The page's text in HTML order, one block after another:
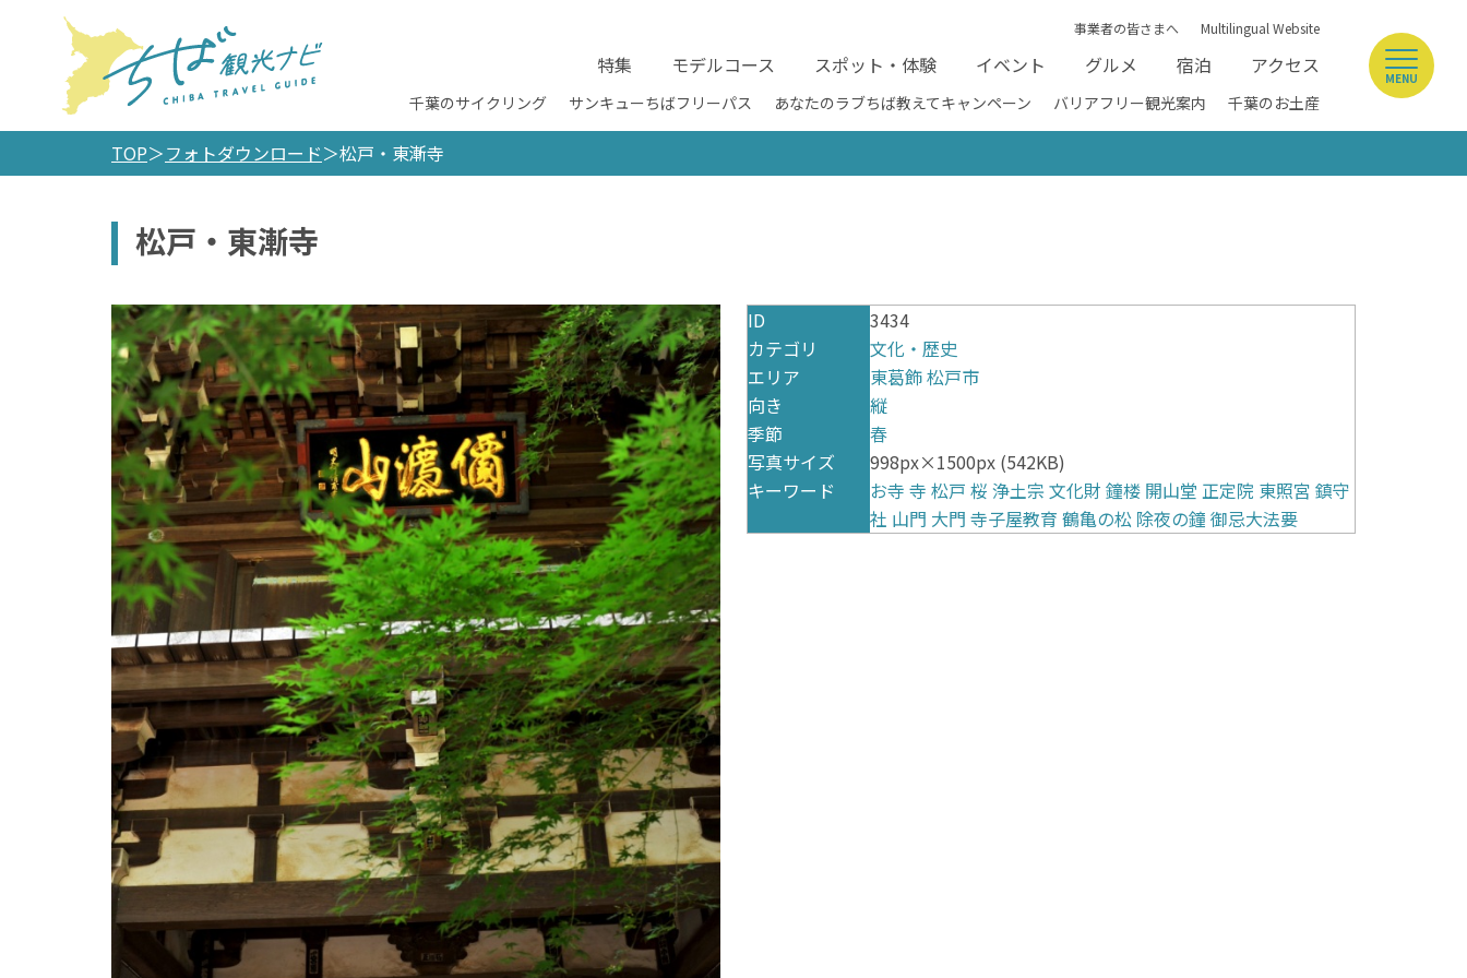
事業者の皆さまへ Multilingual Website
特集 モデルコース スポット・体験 イベント グルメ 宿泊 アクセス
千葉のサイクリング サンキューちばフリーパス あなたのラブちば教えてキャンペーン バリアフリー観光案内 千葉のお土産
MENU
TOP フォトダウンロード 松戸・東漸寺
松戸・東漸寺
ID
3434
カテゴリ
文化・歴史
エリア
東葛飾松戸市
向き
縦
季節
春
写真サイズ
998px×1500px (542KB)
キーワード
お寺 寺 松戸 桜 浄土宗文化財 鐘楼 開山堂 正定院 東照宮 鎮守
社 山門 大門 寺子屋教育 鶴亀の松 除夜の鐘 御忌大法要